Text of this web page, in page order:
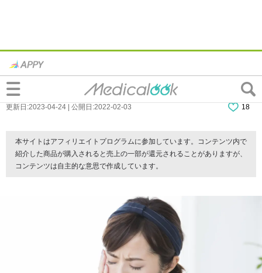
えっ？虫歯が原因で「目が痛い」ズキズキ
する痛みは要注意。頭痛があるケースも
更新日:2023-04-24 | 公開日:2022-02-03 18
本サイトはアフィリエイトプログラムに参加しています。コンテンツ内で
紹介した商品が購入されると売上の一部が還元されることがありますが、
コンテンツは自主的な意思で作成しています。